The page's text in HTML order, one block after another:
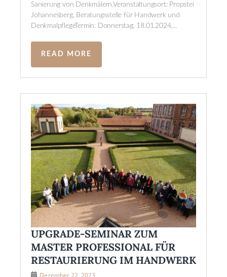
Sanierung von Denkmälern.Veranstaltungsort: Propstei
Johannesberg, Beratungsstelle für Handwerk und
DenkmalpflegeTermin: Donnerstag, 18.01.2024,...
READ MORE
UPGRADE-SEMINAR ZUM
MASTER PROFESSIONAL FÜR
RESTAURIERUNG IM HANDWERK